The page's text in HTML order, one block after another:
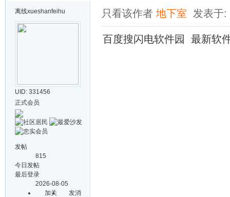
离线xueshanfeihu
UID: 331456
正式会员
发帖
815
今日发帖
最后登录
2026-08-05
加关
发消
只看该作者 地下室 发表于:
百度搜闪电软件园 最新软